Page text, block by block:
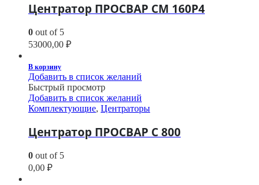
Центратор ПРОСВАР СМ 160Р4
0 out of 5
53000,00 ₽
В корзину
Добавить в список желаний
Быстрый просмотр
Добавить в список желаний
Комплектующие, Центраторы
Центратор ПРОСВАР С 800
0 out of 5
0,00 ₽